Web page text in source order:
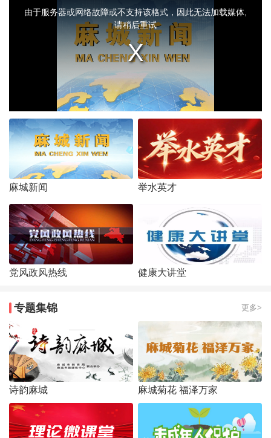
modal由于服务器或网络故障或不支持该格式，因此无法加载媒体,
请稍后重试
麻城新闻 举水英才
党风政风热线 健康大讲堂
专题集锦 更多>
诗韵麻城 麻城菊花 福泽万家